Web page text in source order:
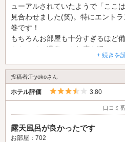
ューアルされていたようで「ここ
見合わせました(笑)。特にエント
巻です！
もちろんお部屋も十分すぎるほど
きなラドン温泉にも何度も浸かっ
また、ぜひ利用させてもらいます！
+ 続きを
投稿者:T-yokoさん
ホテル評価 5つ星のう
3.80
口コミ
露天風呂が良かったです
お部屋：702